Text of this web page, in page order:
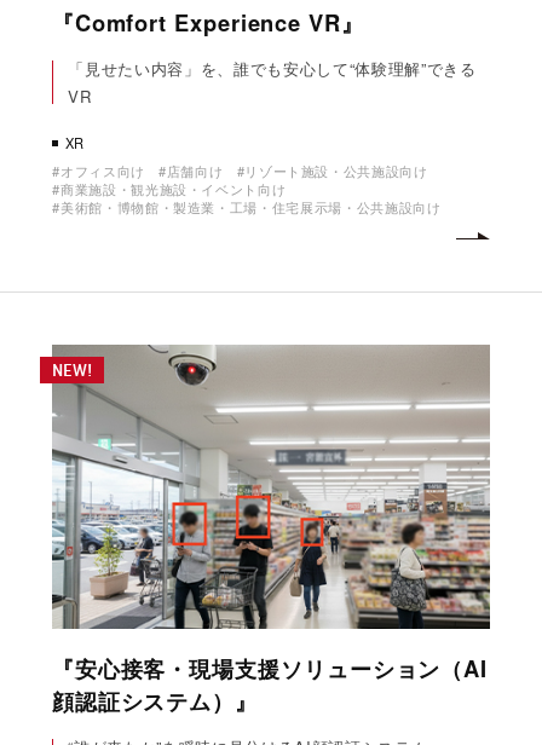
『Comfort Experience VR』
「見せたい内容」を、誰でも安心して“体験理解”できる
VR
XR
オフィス向け
店舗向け
リゾート施設・公共施設向け
商業施設・観光施設・イベント向け
美術館・博物館・製造業・工場・住宅展示場・公共施設向け
NEW!
『安心接客・現場支援ソリューション（AI
顔認証システム）』